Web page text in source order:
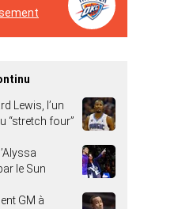
Lewis, l’un
“stretch four”
le Sun
GM à